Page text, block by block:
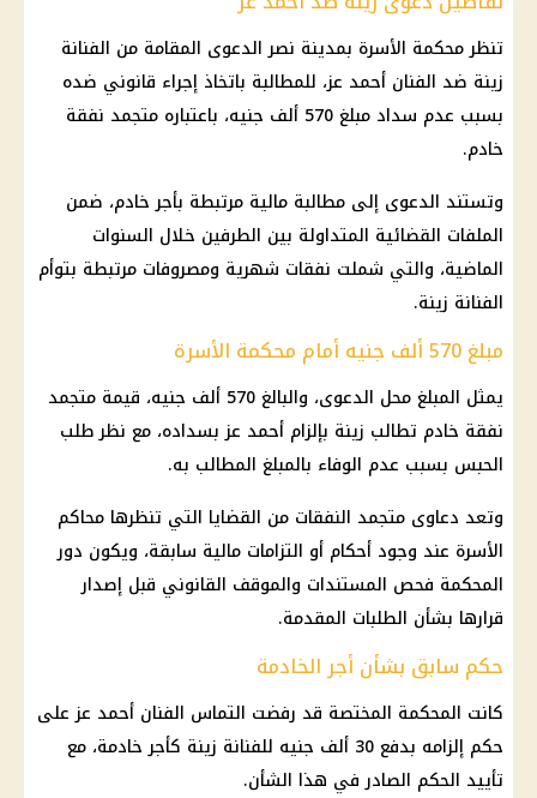
تنظر محكمة الأسرة بمدينة نصر الدعوى المقامة من الفنانة
زينة ضد الفنان أحمد عز، للمطالبة باتخاذ إجراء قانوني ضده
بسبب عدم سداد مبلغ 570 ألف جنيه، باعتباره متجمد نفقة
خادم.
وتستند الدعوى إلى مطالبة مالية مرتبطة بأجر خادم، ضمن
الملفات القضائية المتداولة بين الطرفين خلال السنوات
الماضية، والتي شملت نفقات شهرية ومصروفات مرتبطة بتوأم
الفنانة زينة.
مبلغ 570 ألف جنيه أمام محكمة الأسرة
يمثل المبلغ محل الدعوى، والبالغ 570 ألف جنيه، قيمة متجمد
نفقة خادم تطالب زينة بإلزام أحمد عز بسداده، مع نظر طلب
الحبس بسبب عدم الوفاء بالمبلغ المطالب به.
وتعد دعاوى متجمد النفقات من القضايا التي تنظرها محاكم
الأسرة عند وجود أحكام أو التزامات مالية سابقة، ويكون دور
المحكمة فحص المستندات والموقف القانوني قبل إصدار
قرارها بشأن الطلبات المقدمة.
حكم سابق بشأن أجر الخادمة
كانت المحكمة المختصة قد رفضت التماس الفنان أحمد عز على
حكم إلزامه بدفع 30 ألف جنيه للفنانة زينة كأجر خادمة، مع
تأييد الحكم الصادر في هذا الشأن.